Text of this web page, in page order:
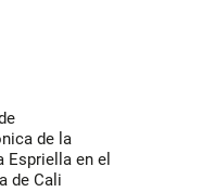
de la
Espriella en el
de Cali